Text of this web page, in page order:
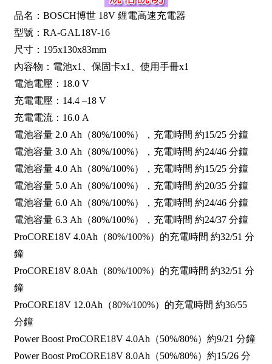
品名：BOSCH博世 18V 鋰電高速充電器
型號：RA-GAL18V-16
尺寸：195x130x83mm
內容物：電池x1、保固卡x1、使用手冊x1
電池電壓：18.0 V
充電電壓：14.4 –18 V
充電電流：16.0 A
電池容量 2.0 Ah（80%/100%），充電時間 約15/25 分鐘
電池容量 3.0 Ah（80%/100%），充電時間 約24/46 分鐘
電池容量 4.0 Ah（80%/100%），充電時間 約15/25 分鐘
電池容量 5.0 Ah（80%/100%），充電時間 約20/35 分鐘
電池容量 6.0 Ah（80%/100%），充電時間 約24/46 分鐘
電池容量 6.3 Ah（80%/100%），充電時間 約24/37 分鐘
ProCORE18V 4.0Ah（80%/100%）的充電時間 約32/51 分
鐘
ProCORE18V 8.0Ah（80%/100%）的充電時間 約32/51 分
鐘
ProCORE18V 12.0Ah（80%/100%）的充電時間 約36/55
分鐘
Power Boost ProCORE18V 4.0Ah（50%/80%）約9/21 分鐘
Power Boost ProCORE18V 8.0Ah（50%/80%）約15/26 分